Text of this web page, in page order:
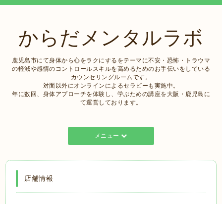
からだメンタルラボ
鹿児島市にて身体から心をラクにするをテーマに不安・恐怖・トラウマ
の軽減や感情のコントロールスキルを高めるためのお手伝いをしている
カウンセリングルームです。
対面以外にオンラインによるセラピーも実施中。
年に数回、身体アプローチを体験し、学ぶための講座を大阪・鹿児島に
て運営しております。
メニュー
店舗情報